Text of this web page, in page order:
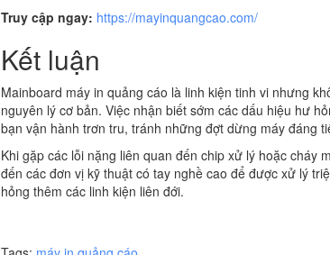
Truy cập ngay: https://mayinquangcao.com/
Kết luận
Mainboard máy in quảng cáo là linh kiện tinh vi nhưng
nguyên lý cơ bản. Việc nhận biết sớm các dấu hiệu hư
bạn vận hành trơn tru, tránh những đợt dừng máy đáng
Khi gặp các lỗi nặng liên quan đến chip xử lý hoặc cháy
đến các đơn vị kỹ thuật có tay nghề cao để được xử lý
hỏng thêm các linh kiện liên đới.